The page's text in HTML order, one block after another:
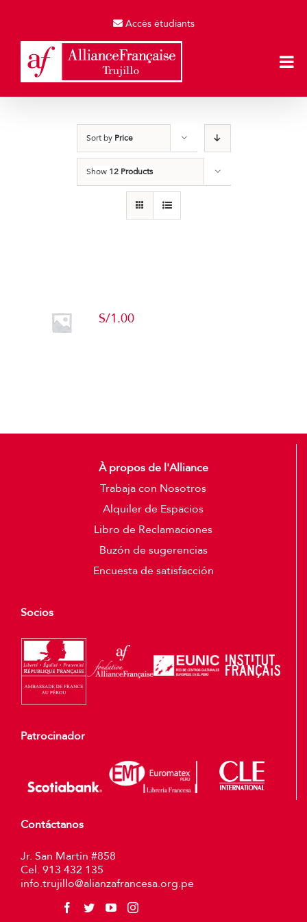
Accès étudiants
Sort by Price
Show 12 Products
S/1.00
À propos de l'Alliance
Trabaja con Nosotros
Alquiler de Espacios
Libro de Reclamaciones
Buzón de sugerencias
Encuesta de satisfacción
Socios
Patrocinador
Contáctanos
Jr. San Martin #858
Cel. 913 432 135
info.trujillo@alianzafrancesa.org.pe